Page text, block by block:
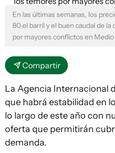
En las últimas semanas, los
80 el barril y el buen caudal de
por mayores conflictos en
Compartir
La Agencia Internacional
que habrá estabilidad en
lo largo de este año con
oferta que permitirán
demanda.